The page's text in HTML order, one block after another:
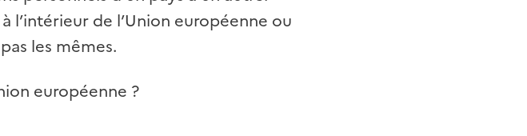
l’intérieur de l’Union européenne ou
les mêmes.
européenne ?